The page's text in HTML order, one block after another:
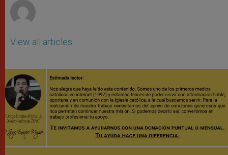
View all articles